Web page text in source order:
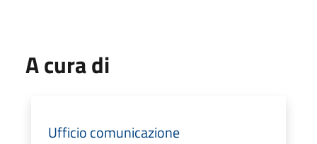
A cura di
Ufficio comunicazione